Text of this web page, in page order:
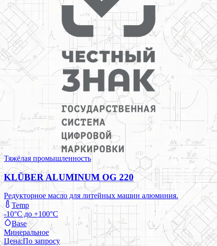
Тяжёлая промышленность
KLÜBER ALUMINUM OG 220
Редукторное масло для литейных машин алюминия.
Temp
-10°C до +100°C
Base
Минеральное
Цена:По запросу